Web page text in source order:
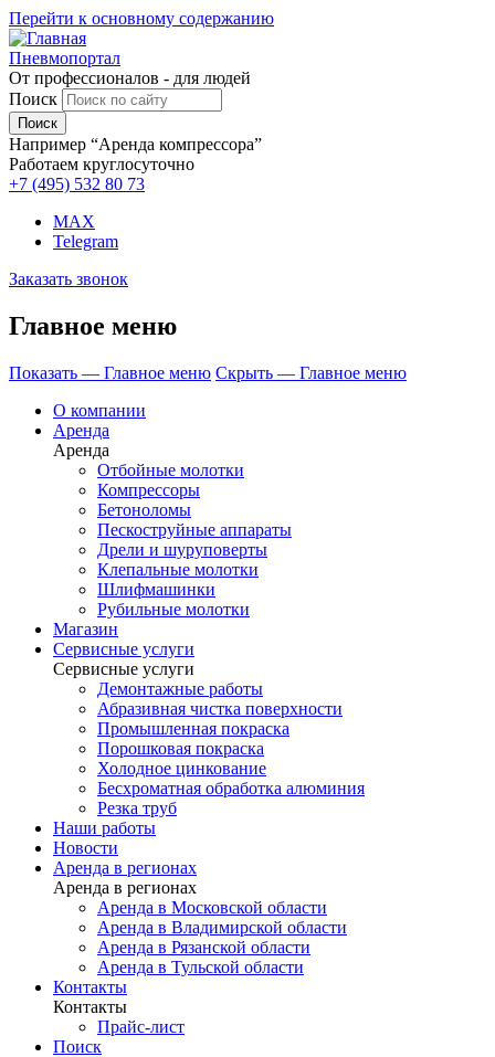
Перейти к основному содержанию
Пневмопортал
От профессионалов - для людей
Поиск
Например “Аренда компрессора”
Работаем круглосуточно
+7 (495) 532 80 73
MAX
Telegram
Заказать звонок
Главное меню
Показать — Главное меню Скрыть — Главное меню
О компании
Аренда
Аренда
Отбойные молотки
Компрессоры
Бетоноломы
Пескоструйные аппараты
Дрели и шуруповерты
Клепальные молотки
Шлифмашинки
Рубильные молотки
Магазин
Сервисные услуги
Сервисные услуги
Демонтажные работы
Абразивная чистка поверхности
Промышленная покраска
Порошковая покраска
Холодное цинкование
Бесхроматная обработка алюминия
Резка труб
Наши работы
Новости
Аренда в регионах
Аренда в регионах
Аренда в Московской области
Аренда в Владимирской области
Аренда в Рязанской области
Аренда в Тульской области
Контакты
Контакты
Прайс-лист
Поиск